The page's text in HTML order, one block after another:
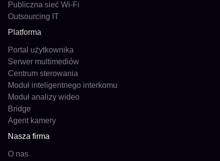
Publiczna sieć Wi-Fi
Outsourcing IT
Platforma
Portal użytkownika
Serwer multimediów
Centrum sterowania
Moduł inteligentnego interkomu
Moduł analizy wideo
Bridge
Agent kamery
Nasza firma
O nas